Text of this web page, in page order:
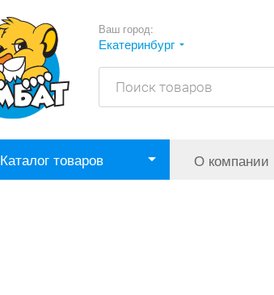
Ваш город:
Екатеринбург
Каталог товаров О компании